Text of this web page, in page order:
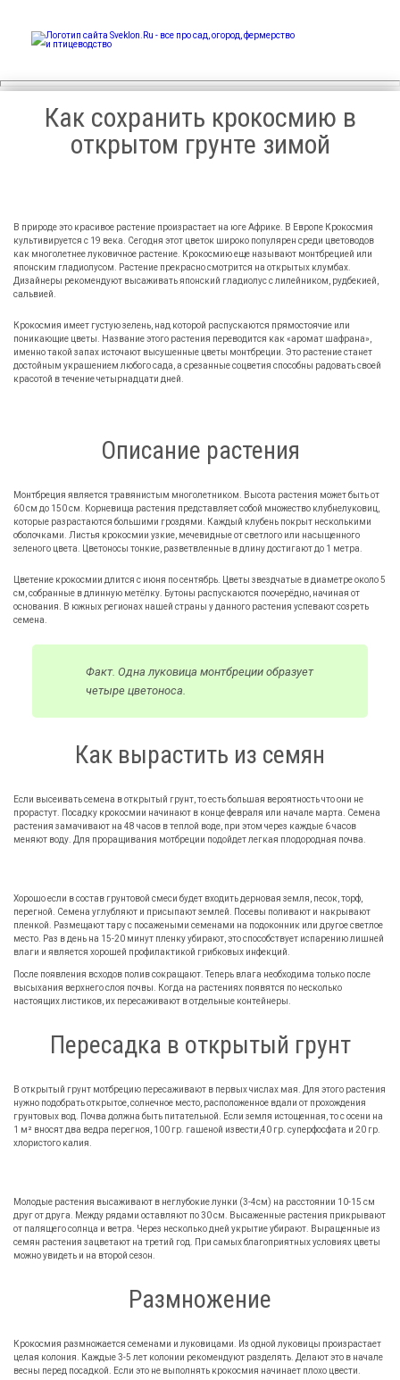
огород, фермерство и
птицеводство
Как сохранить крокосмию в
открытом грунте зимой
В природе это красивое растение произрастает на юге Африке. В Европе Крокосмия
культивируется с 19 века. Сегодня этот цветок широко популярен среди цветоводов
как многолетнее луковичное растение. Крокосмию еще называют монтбрецией или
японским гладиолусом. Растение прекрасно смотрится на открытых клумбах.
Дизайнеры рекомендуют высаживать японский гладиолус с лилейником, рудбекией,
сальвией.
Крокосмия имеет густую зелень, над которой распускаются прямостоячие или
поникающие цветы. Название этого растения переводится как «аромат шафрана»,
именно такой запах источают высушенные цветы монтбреции. Это растение станет
достойным украшением любого сада, а срезанные соцветия способны радовать своей
красотой в течение четырнадцати дней.
Описание растения
Монтбреция является травянистым многолетником. Высота растения может быть от
60 см до 150 см. Корневища растения представляет собой множество клубнелуковиц,
которые разрастаются большими гроздями. Каждый клубень покрыт несколькими
оболочками. Листья крокосмии узкие, мечевидные от светлого или насыщенного
зеленого цвета. Цветоносы тонкие, разветвленные в длину достигают до 1 метра.
Цветение крокосмии длится с июня по сентябрь. Цветы звездчатые в диаметре около 5
см, собранные в длинную метёлку. Бутоны распускаются поочерёдно, начиная от
основания. В южных регионах нашей страны у данного растения успевают созреть
семена.
Факт. Одна луковица монтбреции образует
четыре цветоноса.
Как вырастить из семян
Если высеивать семена в открытый грунт, то есть большая вероятность что они не
прорастут. Посадку крокосмии начинают в конце февраля или начале марта. Семена
растения замачивают на 48 часов в теплой воде, при этом через каждые 6 часов
меняют воду. Для проращивания мотбреции подойдет легкая плодородная почва.
Хорошо если в состав грунтовой смеси будет входить дерновая земля, песок, торф,
перегной. Семена углубляют и присыпают землей. Посевы поливают и накрывают
пленкой. Размещают тару с посажеными семенами на подоконник или другое светлое
место. Раз в день на 15-20 минут пленку убирают, это способствует испарению лишней
влаги и является хорошей профилактикой грибковых инфекций.
После появления всходов полив сокращают. Теперь влага необходима только после
высыхания верхнего слоя почвы. Когда на растениях появятся по несколько
настоящих листиков, их пересаживают в отдельные контейнеры.
Пересадка в открытый грунт
В открытый грунт мотбрецию пересаживают в первых числах мая. Для этого растения
нужно подобрать открытое, солнечное место, расположенное вдали от прохождения
грунтовых вод. Почва должна быть питательной. Если земля истощенная, то с осени на
1 м² вносят два ведра перегноя, 100 гр. гашеной извести,40 гр. суперфосфата и 20 гр.
хлористого калия.
Молодые растения высаживают в неглубокие лунки (3-4см) на расстоянии 10-15 см
друг от друга. Между рядами оставляют по 30 см. Высаженные растения прикрывают
от палящего солнца и ветра. Через несколько дней укрытие убирают. Выращенные из
семян растения зацветают на третий год. При самых благоприятных условиях цветы
можно увидеть и на второй сезон.
Размножение
Крокосмия размножается семенами и луковицами. Из одной луковицы произрастает
целая колония. Каждые 3-5 лет колонии рекомендуют разделять. Делают это в начале
весны перед посадкой. Если это не выполнять крокосмия начинает плохо цвести.